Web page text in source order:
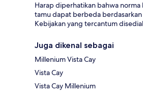
Harap diperhatikan bahwa
tamu dapat berbeda
Kebijakan yang tercantum
Juga dikenal sebagai
Millenium Vista Cay
Vista Cay
Vista Cay Millenium